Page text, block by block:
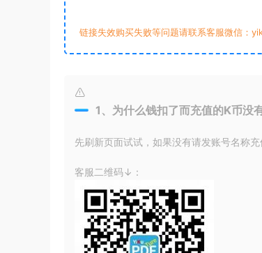
链接失效购买失败等问题请联系客服微信：
1、为什么钱扣了而充值的K币没
先刷新页面试试，如果没有请发账号名称
客服二维码↓：